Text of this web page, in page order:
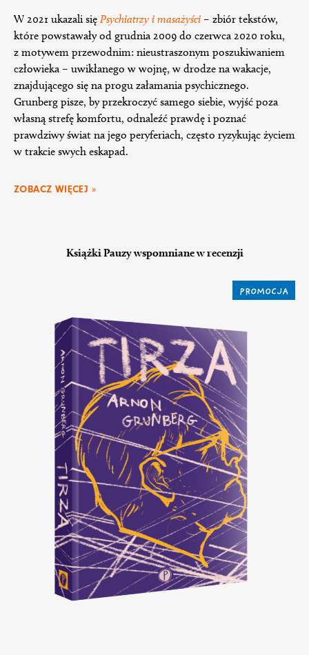
W 2021 ukazali się Psychiatrzy i masażyści – zbiór tekstów,
które powstawały od grudnia 2009 do czerwca 2020 roku,
z motywem przewodnim: nieustraszonym poszukiwaniem
człowieka – uwikłanego w wojnę, w drodze na wakacje,
znajdującego się na progu załamania psychicznego.
Grunberg pisze, by przekroczyć samego siebie, wyjść poza
własną strefę komfortu, odnaleźć prawdę i poznać
prawdziwy świat na jego peryferiach, często ryzykując życiem
w trakcie swych eskapad.
ZOBACZ WIĘCEJ »
Książki Pauzy wspomniane w recenzji
PROMOCJA